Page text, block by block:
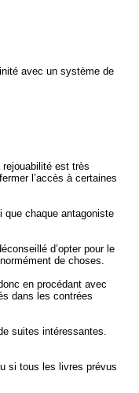
avec un système de
est très
l’accès à certaines
que chaque antagoniste
d’opter pour le
de choses.
en procédant avec
dans les contrées
suites intéressantes.
si tous les livres prévus